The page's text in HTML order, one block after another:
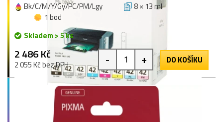
Bk/C/M/Y/Gy/PC/PM/Lgy
8 × 13 ml
1 bod
Skladem > 5 ks
2 486 Kč
2 055 Kč bez DPH - + DO KOŠÍKU